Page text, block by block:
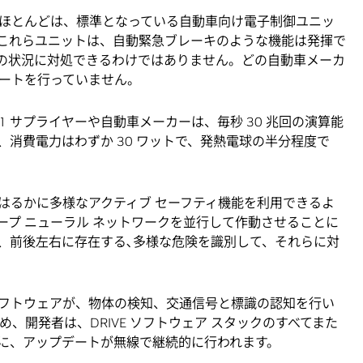
とんどは、標準となっている自動車向け電子制御ユニッ
れらユニットは、自動緊急ブレーキのような機能は発揮で
状況に対処できるわけではありません。どの自動車メーカ
を行っていません。
サプライヤーや自動車メーカーは、毎秒 30 兆回の演算能
消費電力はわずか 30 ワットで、発熱電球の半分程度で
かに多様なアクティブ セーフティ機能を利用できるよ
プ ニューラル ネットワークを並行して作動させることに
前後左右に存在する､多様な危険を識別して、それらに対
トウェアが、物体の検知、交通信号と標識の認知を行い
、開発者は、DRIVE ソフトウェア スタックのすべてまた
アップデートが無線で継続的に行われます。